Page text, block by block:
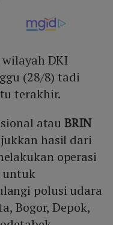
DKI
(28/8) tadi
terakhir.
atauBRIN
hasil dari
operasi
untuk
polusi udara
Bogor, Depok,